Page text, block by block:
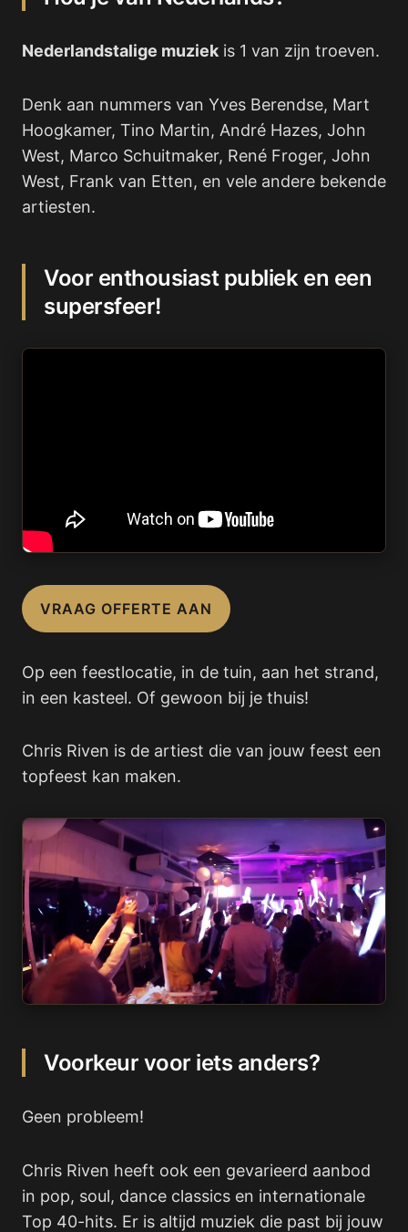
Nederlandstalige muziek is 1 van zijn troeven.
Denk aan nummers van Yves Berendse, Mart
Hoogkamer, Tino Martin, André Hazes, John
West, Marco Schuitmaker, René Froger, John
West, Frank van Etten, en vele andere bekende
artiesten.
Voor enthousiast publiek en een
supersfeer!
VRAAG OFFERTE AAN
Op een feestlocatie, in de tuin, aan het strand,
in een kasteel. Of gewoon bij je thuis!
Chris Riven is de artiest die van jouw feest een
topfeest kan maken.
Voorkeur voor iets anders?
Geen probleem!
Chris Riven heeft ook een gevarieerd aanbod
in pop, soul, dance classics en internationale
Top 40-hits. Er is altijd muziek die past bij jouw